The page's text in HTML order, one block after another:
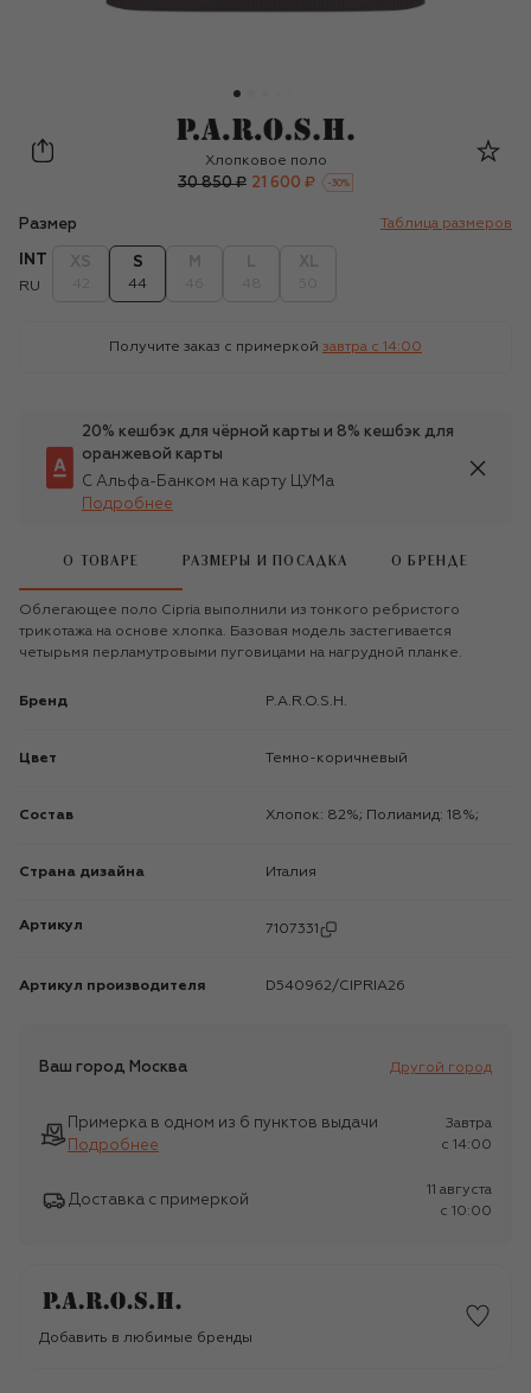
P.A.R.O.S.H.
Хлопковое поло
30 850 ₽ 21 600 ₽ -30%
Размер Таблица размеров
INT
RU
S
44
Получите заказ с примеркой завтра c 14:00
20% кешбэк для чёрной карты и 8% кешбэк для
оранжевой карты
С Альфа-Банком на карту ЦУМа
Подробнее
О ТОВАРЕ РАЗМЕРЫ И ПОСАДКА О БРЕНДЕ
Облегающее поло Cipria выполнили из тонкого ребристого
трикотажа на основе хлопка. Базовая модель застегивается
четырьмя перламутровыми пуговицами на нагрудной планке.
Бренд P.A.R.O.S.H.
Цвет Темно-коричневый
Состав Хлопок: 82%; Полиамид: 18%;
Страна дизайна Италия
Артикул 7107331
Артикул производителя D540962/CIPRIA26
Ваш город Москва Другой город
Примерка в одном из 6 пунктов выдачи
Подробнее
Завтра
c 14:00
Доставка с примеркой
11 августа
c 10:00
Добавить в любимые бренды